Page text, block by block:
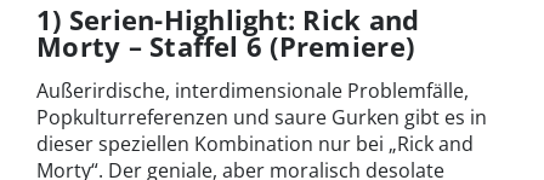
1) Serien-Highlight: Rick and
Morty – Staffel 6 (Premiere)
Außerirdische, interdimensionale Problemfälle,
Popkulturreferenzen und saure Gurken gibt es in
dieser speziellen Kombination nur bei „Rick and
Morty“. Der geniale, aber moralisch desolate